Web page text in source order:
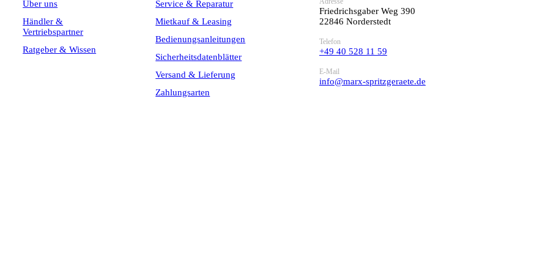
Über uns
Händler &
Vertriebspartner
Ratgeber & Wissen
Service & Reparatur
Mietkauf & Leasing
Bedienungsanleitungen
Sicherheitsdatenblätter
Versand & Lieferung
Zahlungsarten
Friedrichsgaber Weg 390
22846 Norderstedt
Telefon
+49 40 528 11 59
E-Mail
info@marx-spritzgeraete.de